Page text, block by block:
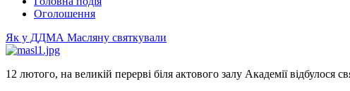
Оголошення
Як у ДДМА Масляну святкували
12 лютого, на великій перерві біля актового залу Академії відбулося